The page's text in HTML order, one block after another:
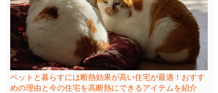
ペットと暮らすには断熱効果が高い住宅が最適！おすす
めの理由と今の住宅を高断熱にできるアイテムを紹介